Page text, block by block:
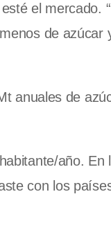
el mercado.
de azúcar
anuales de
año. En
con los